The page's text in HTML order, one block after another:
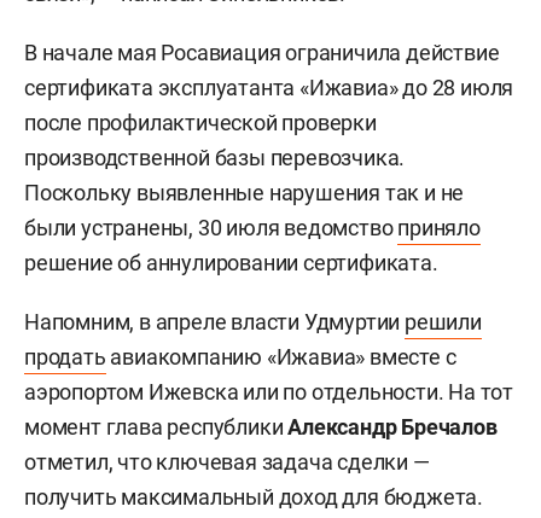
В начале мая Росавиация ограничила действие
сертификата эксплуатанта «Ижавиа» до 28 июля
после профилактической проверки
производственной базы перевозчика.
Поскольку выявленные нарушения так и не
были устранены, 30 июля ведомствоприняло
решение об аннулировании сертификата.
Напомним, в апреле власти Удмуртии решили
продать авиакомпанию «Ижавиа» вместе с
аэропортом Ижевска или по отдельности. На тот
момент глава республикиАлександр Бречалов
отметил, что ключевая задача сделки —
получить максимальный доход для бюджета.